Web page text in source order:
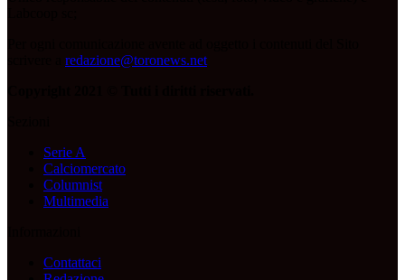
redazione@toronews.net
Serie A
Calciomercato
Columnist
Multimedia
Contattaci